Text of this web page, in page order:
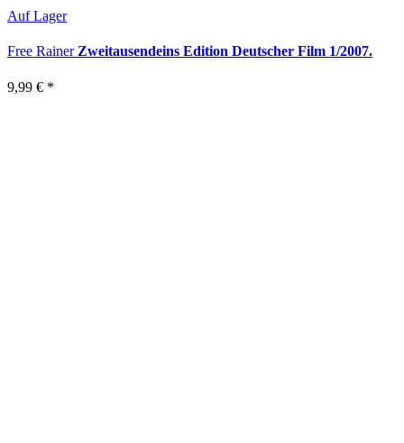
Auf Lager
Free Rainer Zweitausendeins Edition Deutscher Film 1/2007.
9,99 € *